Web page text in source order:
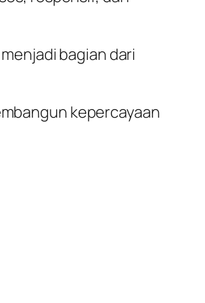
bagian dari
kepercayaan